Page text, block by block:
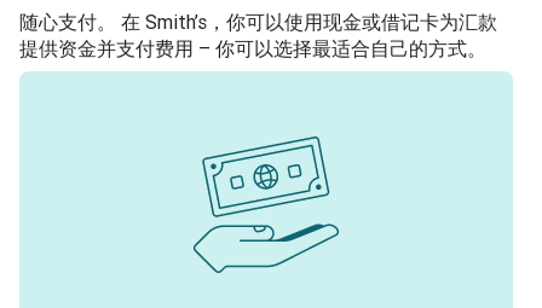
随心支付。 在 Smith’s，你可以使用现金或借记卡为汇款
提供资金并支付费用 – 你可以选择最适合自己的方式。